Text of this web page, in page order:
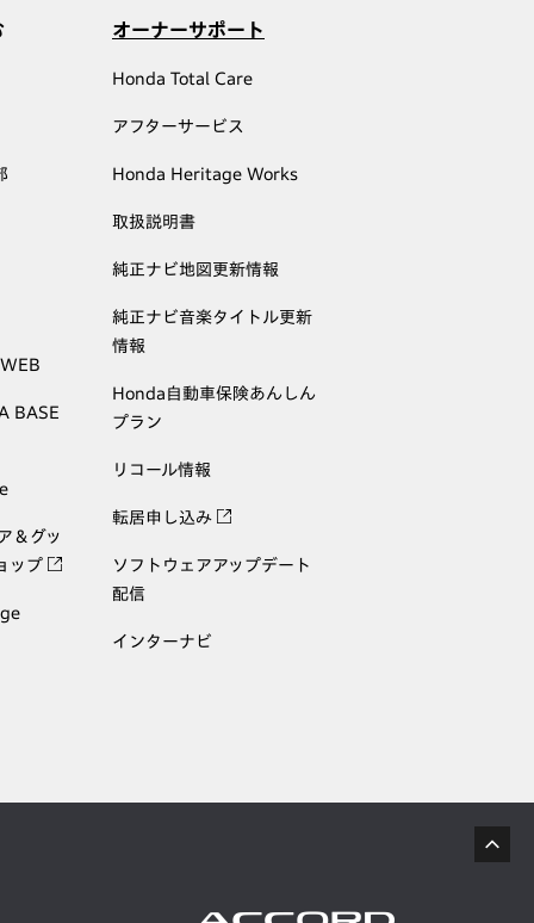
BASE
＆グッ
ップ
オーナーサポート
Honda Total Care
アフターサービス
Honda Heritage Works
取扱説明書
純正ナビ地図更新情報
純正ナビ音楽タイトル更新
情報
Honda自動車保険あんしん
プラン
リコール情報
転居申し込み
ソフトウェアアップデート
配信
インターナビ